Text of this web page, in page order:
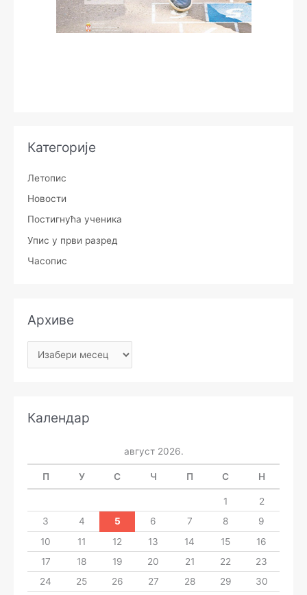
Категорије
Летопис
Новости
Постигнућа ученика
Упис у први разред
Часопис
Архиве
Календар
август 2026.
П У С Ч П С Н
1
2
3
4 5 6 7 8
9
10
11 12 13 14 15
16
17
18 19 20 21 22
23
24
25 26 27 28 29
30